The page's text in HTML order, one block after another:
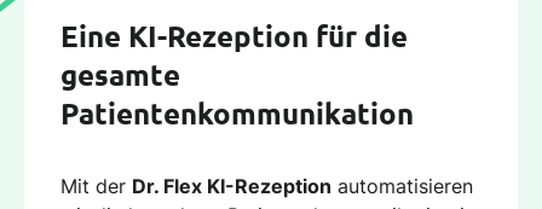
Eine KI-Rezeption für die
gesamte
Patientenkommunikation
Mit der Dr. Flex KI-Rezeption automatisieren